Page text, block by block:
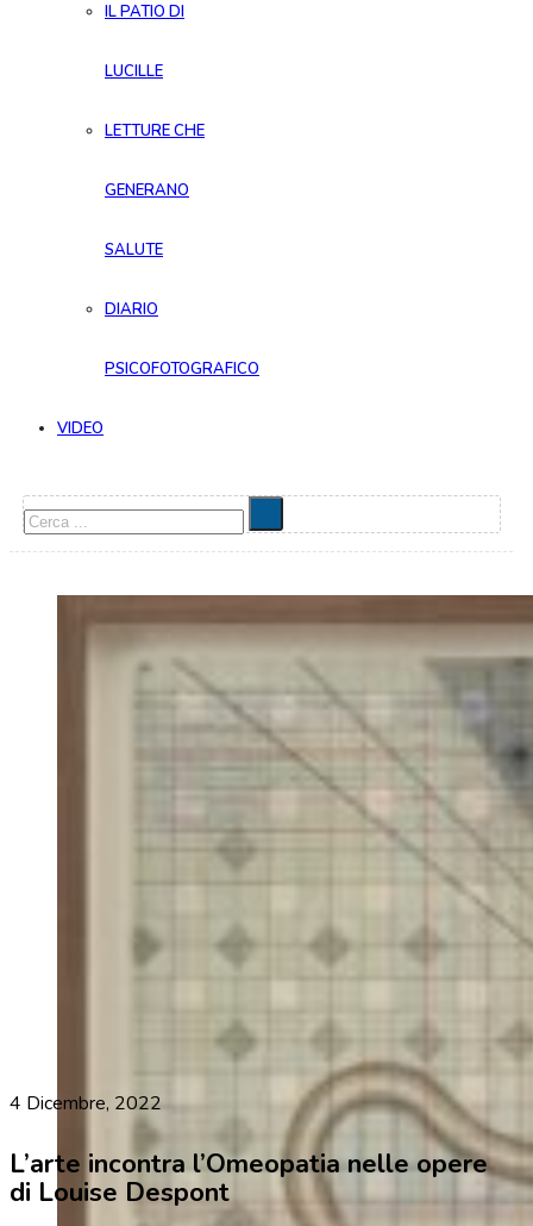
IL PATIO DI
LUCILLE
LETTURE CHE
GENERANO
SALUTE
DIARIO
PSICOFOTOGRAFICO
VIDEO
Cerca
4 Dicembre, 2022
L’arte incontra l’Omeopatia nelle opere
di Louise Despont